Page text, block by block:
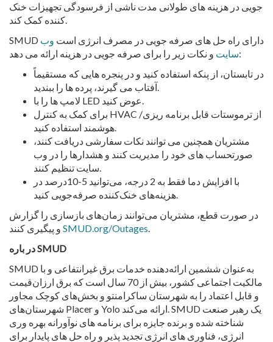
جویی در هزینه های طولانی مدت ناشی از فرسودگی تجهیزات خنک
کننده کمک کند.
SMUD دارای راه حل های صرفه جویی در مصرف انرژی است وب
سایتو نکات زیر را برای صرفه جویی در هزینه ارائه می دهد:
در تابستان، از پنکه استفاده کنید و در پنجره هایی که مستقیماً
آفتاب می گیرند، پرده ها را ببندید.
لامپ ها را با LED عوض کنید.
برای کمک به کنترل HVAC از ترموستات قابل برنامه ریزی/
هوشمند استفاده کنید.
مشتریان همچنین می توانند نکات سفارشی دریافت کنند،
صورتحساب های خود را مدیریت کنند و هشدارها را در وب
سایت تنظیم کنند.
با افزایش دما فقط به 2 درجه، می‌توانید 5-10درصد در
هزینه‌های خنک‌کننده صرفه‌جویی کنید.
در صورت قطع، مشتریان می‌توانند زمان‌های بازسازی را گزارش
SMUD.org/Outages.
SMUD
SMUD به‌عنوان ششمین ارائه‌دهنده خدمات برق غیرانتفاعی و با
مالکیت اجتماعی کشور، بیش از 70 سال است که برق ارزان‌قیمت
و قابل اعتماد را به شهرستان ساکرامنتو و بخش‌های کوچک مجاور
شهرستان‌های Placer و Yolo ارائه می‌کند. SMUD یک رهبر صنعت
شناخته شده و برنده جایزه برای برنامه های نوآورانه بهره وری
انرژی، فناوری های انرژی تجدید پذیر و راه حل های پایدار برای